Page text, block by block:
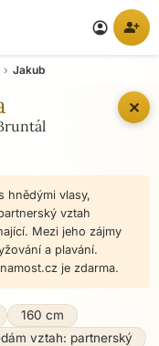
account_circle person_add
✕
Jakub
hnědými vlasy,
vztah
Mezi jeho zájmy
a plavání.
je zdarma.
160 cm
vztah: partnerský